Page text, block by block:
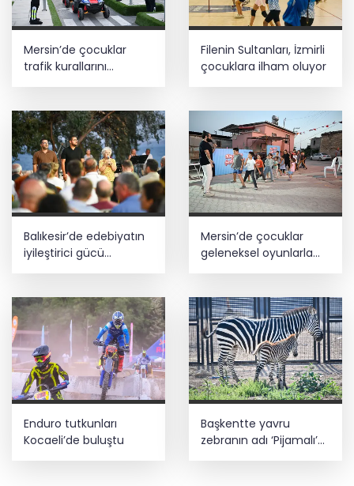
Mersin’de çocuklar
trafik kurallarını
Filenin Sultanları, İzmirli
çocuklara ilham oluyor
Balıkesir’de edebiyatın
iyileştirici gücü
konuşuldu
Mersin’de çocuklar
geleneksel oyunlarla
buluştu
Enduro tutkunları
Kocaeli’de buluştu
Başkentte yavru
zebranın adı ‘Pijamalı’